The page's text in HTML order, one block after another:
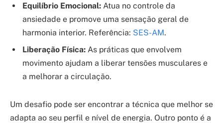
Equilíbrio Emocional: Atua no controle da
ansiedade e promove uma sensação geral de
harmonia interior. Referência: SES-AM.
Liberação Física: As práticas que envolvem
movimento ajudam a liberar tensões musculares e
a melhorar a circulação.
Um desafio pode ser encontrar a técnica que melhor se
adapta ao seu perfil e nível de energia. Outro ponto é a